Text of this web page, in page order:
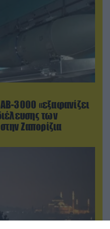
3000 «εξαφανίζει
των
Ζαπορίζια